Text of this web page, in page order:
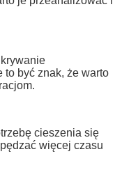
to być znak, że warto
cieszenia się
więcej czasu